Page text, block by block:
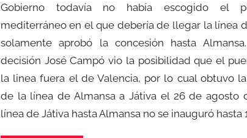
m
i
n
Gobierno todavía no había escogido el
mediterráneo en el que debería de llegar la línea
solamente aprobó la concesión hasta
decisión José Campó vio la posibilidad que el
la linea fuera el de Valencia, por lo cual obtuvo
de la línea de Almansa a Játiva el 26 de agosto
línea de Játiva hasta Almansa no se inauguró hasta